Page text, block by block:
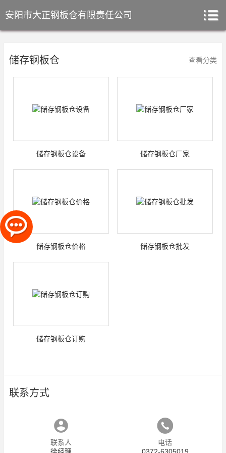
安阳市大正钢板仓有限责任公司
储存钢板仓 查看分类
储存钢板仓设备 储存钢板仓厂家
储存钢板仓价格 储存钢板仓批发
储存钢板仓订购
联系方式
联系人
电话